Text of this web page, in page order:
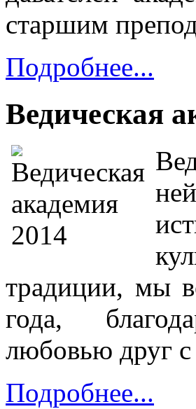
старшим
Подробнее...
Ведическая
традиции, мы
года,
любовью друг с
Подробнее...